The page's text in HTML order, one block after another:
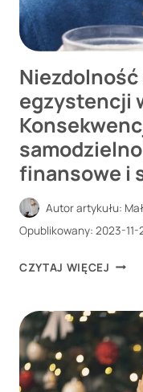
egzystencji
finansowe i
Autor artykułu:
Opublikowany: 2023-11-
CZYTAJ WIĘCEJ
W